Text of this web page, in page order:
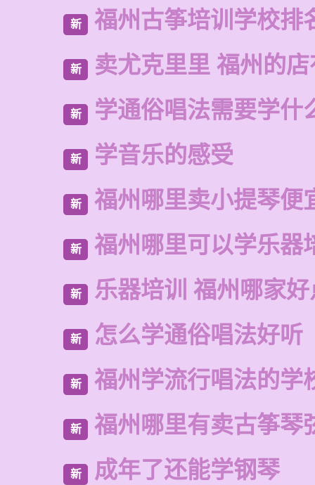
新 福州古筝培训学校排
新 卖尤克里里 福州的
新 学通俗唱法需要学什
新 学音乐的感受
新 福州哪里卖小提琴便
新 福州哪里可以学乐器
新 乐器培训 福州哪家
新 怎么学通俗唱法好听
新 福州学流行唱法的学
新 福州哪里有卖古筝琴
新 成年了还能学钢琴